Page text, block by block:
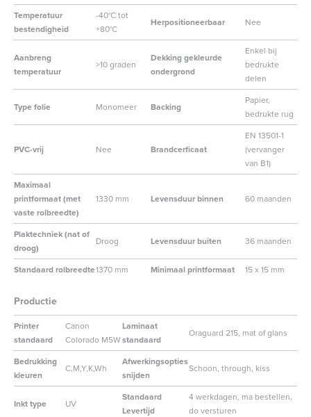
Temperatuur
bestendigheid
-40°C tot
+80°C
Herpositioneerbaar Nee
Aanbreng
temperatuur
>10 graden
Dekking gekleurde
ondergrond
Enkel bij
bedrukte
delen
Type folie Monomeer Backing
Papier,
bedrukte rug
PVC-vrij Nee Brandcerficaat
EN 13501-1
(vervanger
van B1)
Maximaal
printformaat (met
vaste rolbreedte)
1330 mm Levensduur binnen 60 maanden
Plaktechniek (nat of
droog)
Droog Levensduur buiten 36 maanden
Standaard rolbreedte1370 mm Minimaal printformaat 15 x 15 mm
Productie
Printer
standaard
Canon
Colorado M5W
Laminaat
standaard
Oraguard 215, mat of glans
Bedrukking
kleuren
C,M,Y,K,Wh
Afwerkingsopties
snijden
Schoon, through, kiss
Inkt type UV
Standaard
Levertijd
4 werkdagen, ma bestellen,
do versturen